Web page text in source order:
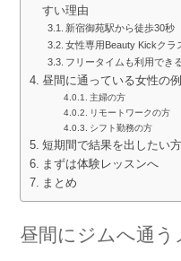
すい理由
新宿御苑駅から徒歩30秒
女性専用Beauty Kickクラ
フリータイムも利用でき
昼間に通っている女性の例
主婦の方
リモートワークの方
シフト勤務の方
短期間で結果を出したい
まずは体験レッスンへ
まとめ
昼間にジムへ通う